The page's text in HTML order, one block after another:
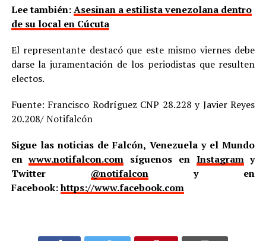
Lee también:Asesinan a estilista venezolana dentro
de su local en Cúcuta
El representante destacó que este mismo viernes debe
darse la juramentación de los periodistas que resulten
electos.
Fuente: Francisco Rodríguez CNP 28.228 y Javier Reyes
20.208/ Notifalcón
Sigue las noticias de Falcón, Venezuela y el Mundo
enwww.notifalcon.com síguenos en Instagramy
Twitter @notifalcony en
Facebook:https://www.facebook.com